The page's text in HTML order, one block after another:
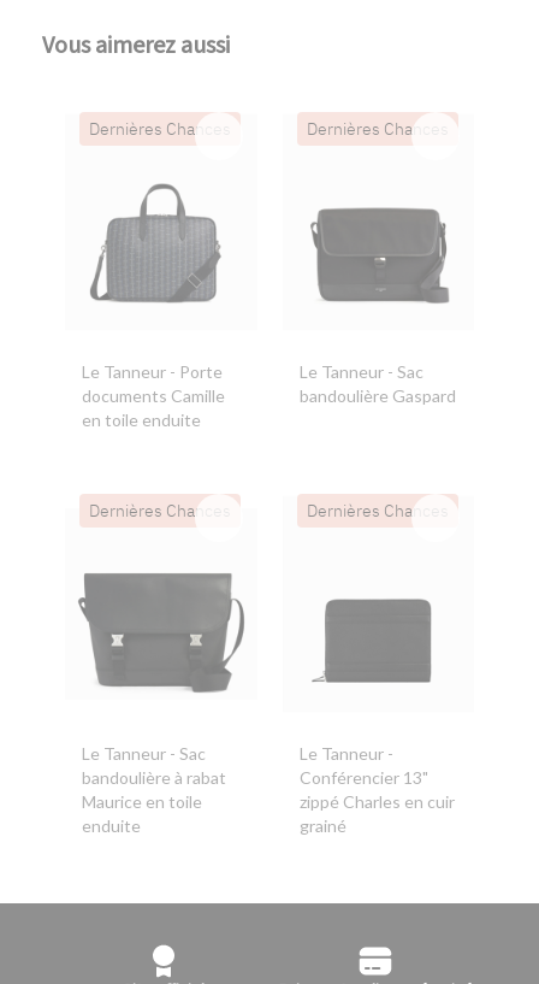
Vous aimerez aussi
Dernières Chances
Le Tanneur - Porte
documents Camille
en toile enduite
Dernières Chances
Le Tanneur- Sac
bandoulière Gaspard
Dernières Chances
Le Tanneur - Sac
bandoulière à rabat
Maurice en toile
enduite
Dernières Chances
Le Tanneur-
Conférencier 13"
zippé Charles en cuir
grainé